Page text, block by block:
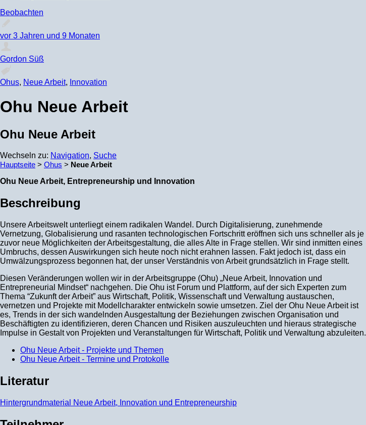
Beobachten
vor 3 Jahren und 9 Monaten
Gordon Süß
Ohus, Neue Arbeit, Innovation
Ohu Neue Arbeit
Ohu Neue Arbeit
Wechseln zu: Navigation, Suche
Hauptseite > Ohus > Neue Arbeit
Ohu Neue Arbeit, Entrepreneurship und Innovation
Beschreibung
Unsere Arbeitswelt unterliegt einem radikalen Wandel. Durch Digitalisierung, zunehmende
Vernetzung, Globalisierung und rasanten technologischen Fortschritt eröffnen sich uns schneller als je
zuvor neue Möglichkeiten der Arbeitsgestaltung, die alles Alte in Frage stellen. Wir sind inmitten eines
Umbruchs, dessen Auswirkungen sich heute noch nicht erahnen lassen. Fakt jedoch ist, dass ein
Umwälzungsprozess begonnen hat, der unser Verständnis von Arbeit grundsätzlich in Frage stellt.
Diesen Veränderungen wollen wir in der Arbeitsgruppe (Ohu) „Neue Arbeit, Innovation und
Entrepreneurial Mindset“ nachgehen. Die Ohu ist Forum und Plattform, auf der sich Experten zum
Thema “Zukunft der Arbeit” aus Wirtschaft, Politik, Wissenschaft und Verwaltung austauschen,
vernetzen und Projekte mit Modellcharakter entwickeln sowie umsetzen. Ziel der Ohu Neue Arbeit ist
es, Trends in der sich wandelnden Ausgestaltung der Beziehungen zwischen Organisation und
Beschäftigten zu identifizieren, deren Chancen und Risiken auszuleuchten und hieraus strategische
Impulse in Gestalt von Projekten und Veranstaltungen für Wirtschaft, Politik und Verwaltung abzuleiten.
Ohu Neue Arbeit - Projekte und Themen
Ohu Neue Arbeit - Termine und Protokolle
Literatur
Hintergrundmaterial Neue Arbeit, Innovation und Entrepreneurship